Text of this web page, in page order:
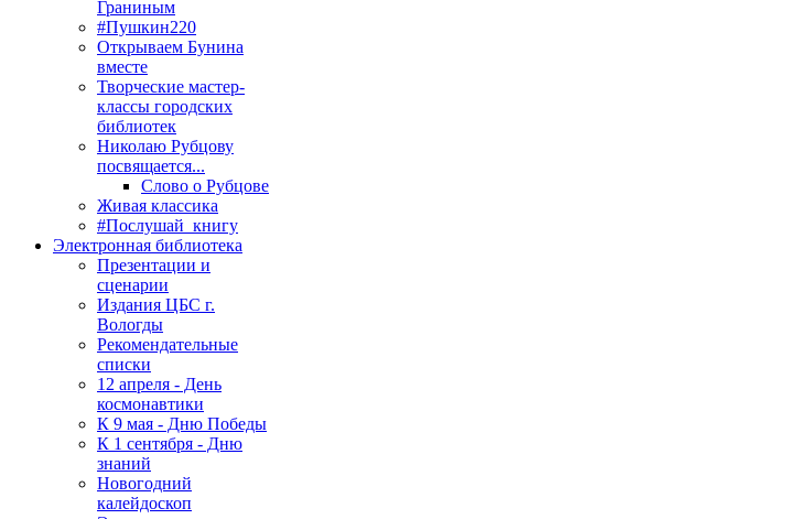
Граниным
#Пушкин220
Открываем Бунина
вместе
Творческие мастер-
классы городских
библиотек
Николаю Рубцову
посвящается...
Слово о Рубцове
Живая классика
#Послушай_книгу
Электронная библиотека
Презентации и
сценарии
Издания ЦБС г.
Вологды
Рекомендательные
списки
12 апреля - День
космонавтики
К 9 мая - Дню Победы
К 1 сентября - Дню
знаний
Новогодний
калейдоскоп